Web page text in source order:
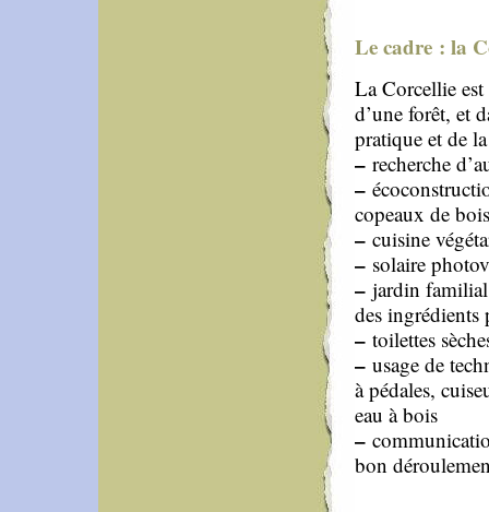
Le cadre : la
La Corcellie
d’une forêt, et
pratique et de
– recherche
–
copeaux de
– cuisine
– solaire
– jardin
des ingrédients
– toilettes
– usage de
à pédales,
eau à bois
–
bon